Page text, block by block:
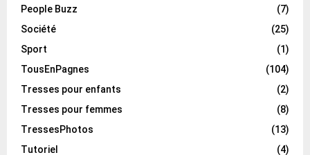
People Buzz
(7)
Société
(25)
Sport
(1)
TousEnPagnes
(104)
Tresses pour enfants
(2)
Tresses pour femmes
(8)
TressesPhotos
(13)
Tutoriel
(4)